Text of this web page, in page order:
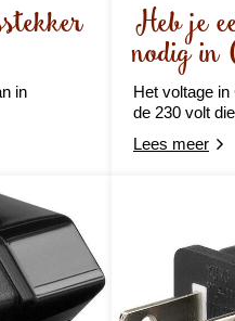
in
Heb je
nodig in
Het voltage
de 230 volt
Lees meer